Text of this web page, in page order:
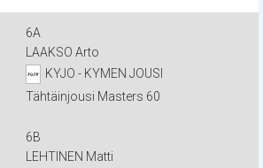
6A
LAAKSO Arto
KYJO - KYMEN JOUSI
Tähtäinjousi Masters 60
6B
LEHTINEN Matti